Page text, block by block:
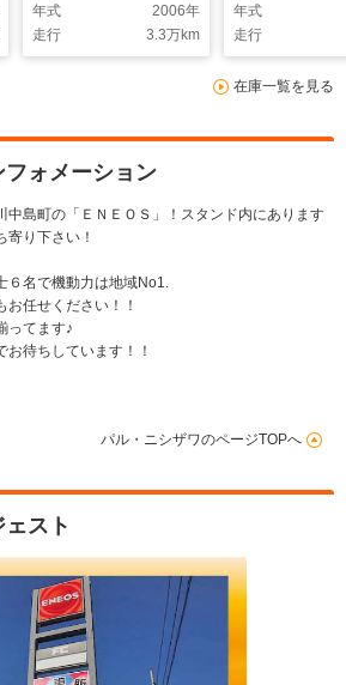
年式
2006年
走行
3.3万km
年式
走行
在庫一覧を見る
ォメーション
中島町の「ＥＮＥＯＳ」！スタンド内にあります
寄り下さい！
６名で機動力は地域No1.
お任せください！！
ってます♪
待ちしています！！
パル・ニシザワのページTOPへ
スト